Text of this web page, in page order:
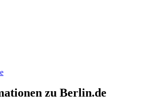
zu Berlin.de